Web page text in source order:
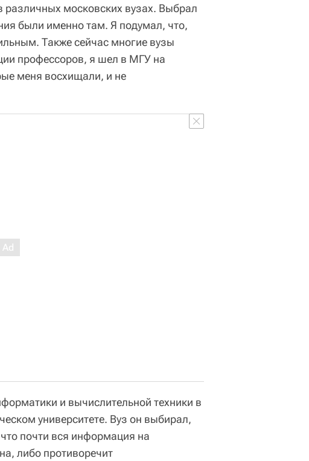
различных московских вузах. Выбрал
были именно там. Я подумал, что,
Также сейчас многие вузы
профессоров, я шел в МГУ на
меня восхищали, и не
и вычислительной техники в
университете. Вуз он выбирал,
почти вся информация на
либо противоречит